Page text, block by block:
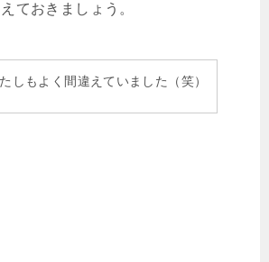
ておきましょう。
しもよく間違えていました（笑）